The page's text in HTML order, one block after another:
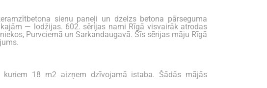
sienu paneļi un dzelzs betona pārseguma
— lodžijas. 602. sērijas nami Rīgā visvairāk atrodas
Purvciemā un Sarkandaugavā. Šīs sērijas māju Rīgā
18 m2 aizņem dzīvojamā istaba. Šādās mājās